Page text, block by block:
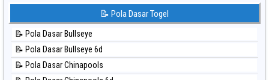
⚽ Bola Hitam Taiwan
📊 Statistik Kuda Lari
📊 Statistik Magnum Cambodia
📊 Statistik Nagoya
📊 Statistik New York Midday
📝 Pola Dasar Togel
📝 Pola Dasar Bullseye
📝 Pola Dasar Bullseye 6d
📝 Pola Dasar Chinapools